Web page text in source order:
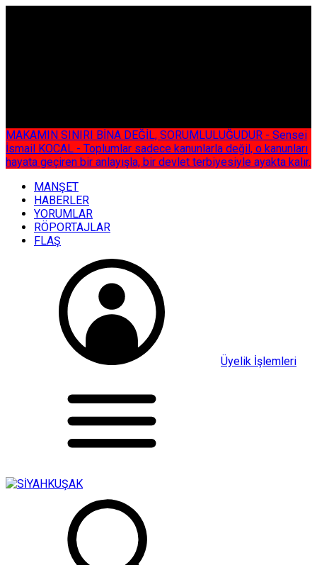
MAKAMIN SINIRI BİNA DEĞİL, SORUMLULUĞUDUR - Sensei
İsmail KOCAL - Toplumlar sadece kanunlarla değil, o kanunları
hayata geçiren bir anlayışla, bir devlet terbiyesiyle ayakta kalır.
MANŞET
HABERLER
YORUMLAR
RÖPORTAJLAR
FLAŞ
Üyelik İşlemleri